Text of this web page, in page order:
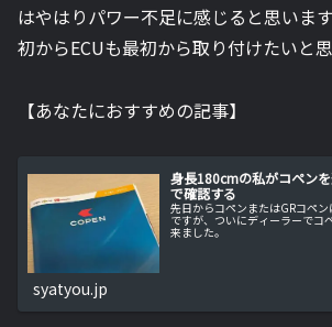
はやはりパワー不足に感じると思いま
初からECUも最初から取り付けたいと思
【あなたにおすすめの記事】
身長180cmの私がコペン
で確認する
先日からコペンまたはGRコペ
ですが、ついにディーラーでコ
来ました。
syatyou.jp